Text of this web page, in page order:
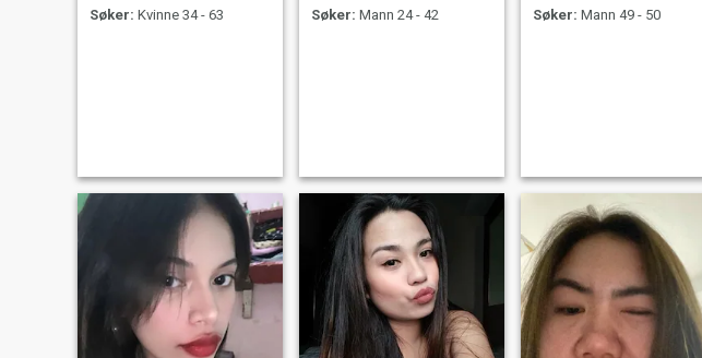
Søker: Kvinne 34 - 63
Søker: Mann 24 - 42
Søker: Mann 49 - 50